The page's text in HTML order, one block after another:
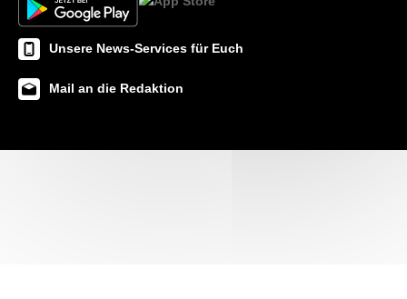
Unsere News-Services für Euch
Mail an die Redaktion